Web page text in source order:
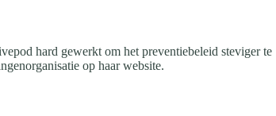
hard gewerkt om het preventiebeleid steviger te
op haar website.